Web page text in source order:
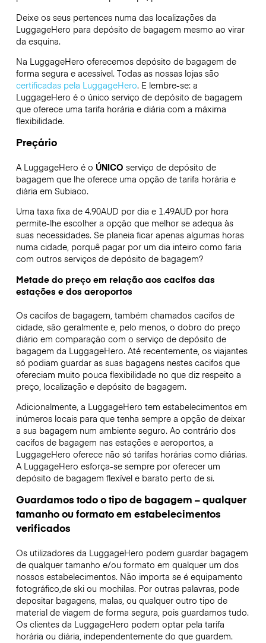
Deixe os seus pertences numa das localizações da
LuggageHero para depósito de bagagem mesmo ao virar
da esquina.
Na LuggageHero oferecemos depósito de bagagem de
forma segura e acessível. Todas as nossas lojas são
certificadas pela LuggageHero. E lembre-se: a
LuggageHero é o único serviço de depósito de bagagem
que oferece uma tarifa horária e diária com a máxima
flexibilidade.
Preçário
A LuggageHero é o ÚNICO serviço de depósito de
bagagem que lhe oferece uma opção de tarifa horária e
diária em Subiaco.
Uma taxa fixa de 4.90AUD por dia e 1.49AUD por hora
permite-lhe escolher a opção que melhor se adequa às
suas necessidades. Se planeia ficar apenas algumas horas
numa cidade, porquê pagar por um dia inteiro como faria
com outros serviços de depósito de bagagem?
Metade do preço em relação aos cacifos das
estações e dos aeroportos
Os cacifos de bagagem, também chamados cacifos de
cidade, são geralmente e, pelo menos, o dobro do preço
diário em comparação com o serviço de depósito de
bagagem da LuggageHero. Até recentemente, os viajantes
só podiam guardar as suas bagagens nestes cacifos que
ofereciam muito pouca flexibilidade no que diz respeito a
preço, localização e depósito de bagagem.
Adicionalmente, a LuggageHero tem estabelecimentos em
inúmeros locais para que tenha sempre a opção de deixar
a sua bagagem num ambiente seguro. Ao contrário dos
cacifos de bagagem nas estações e aeroportos, a
LuggageHero oferece não só tarifas horárias como diárias.
A LuggageHero esforça-se sempre por oferecer um
depósito de bagagem flexível e barato perto de si.
Guardamos todo o tipo de bagagem – qualquer
tamanho ou formato em estabelecimentos
verificados
Os utilizadores da LuggageHero podem guardar bagagem
de qualquer tamanho e/ou formato em qualquer um dos
nossos estabelecimentos. Não importa se é equipamento
fotográfico,de ski ou mochilas. Por outras palavras, pode
depositar bagagens, malas, ou qualquer outro tipo de
material de viagem de forma segura, pois guardamos tudo.
Os clientes da LuggageHero podem optar pela tarifa
horária ou diária, independentemente do que guardem.